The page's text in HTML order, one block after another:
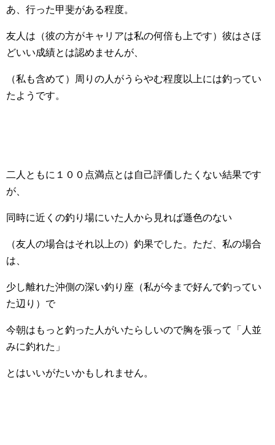
あ、行った甲斐がある程度。
友人は（彼の方がキャリアは私の何倍も上です）彼はさほ
どいい成績とは認めませんが、
（私も含めて）周りの人がうらやむ程度以上には釣ってい
たようです。
二人ともに１００点満点とは自己評価したくない結果です
が、
同時に近くの釣り場にいた人から見れば遜色のない
（友人の場合はそれ以上の）釣果でした。ただ、私の場合
は、
少し離れた沖側の深い釣り座（私が今まで好んで釣ってい
た辺り）で
今朝はもっと釣った人がいたらしいので胸を張って「人並
みに釣れた」
とはいいがたいかもしれません。